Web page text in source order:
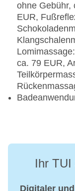
ohne Gebühr,
EUR,
ca. 79 EUR,
Ihr TUI
Digitaler